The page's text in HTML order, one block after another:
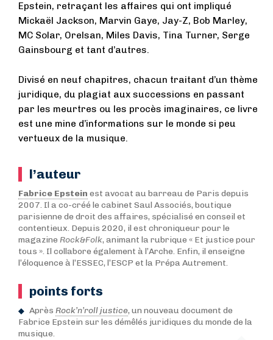
Epstein, retraçant les affaires qui ont impliqué
Mickaël Jackson, Marvin Gaye, Jay-Z, Bob Marley,
MC Solar, Orelsan, Miles Davis, Tina Turner, Serge
Gainsbourg et tant d’autres.
Divisé en neuf chapitres, chacun traitant d’un thème
juridique, du plagiat aux successions en passant
par les meurtres ou les procès imaginaires, ce livre
est une mine d’informations sur le monde si peu
vertueux de la musique.
l’auteur
Fabrice Epstein est avocat au barreau de Paris depuis
2007. Il a co-créé le cabinet Saul Associés, boutique
parisienne de droit des affaires, spécialisé en conseil et
contentieux. Depuis 2020, il est chroniqueur pour le
magazine Rock&Folk, animant la rubrique « Et justice pour
tous ». Il collabore également à l’Arche. Enfin, il enseigne
l’éloquence à l’ESSEC, l’ESCP et la Prépa Autrement.
points forts
Après Rock’n’roll justice, un nouveau document de
Fabrice Epstein sur les démêlés juridiques du monde de la
musique.